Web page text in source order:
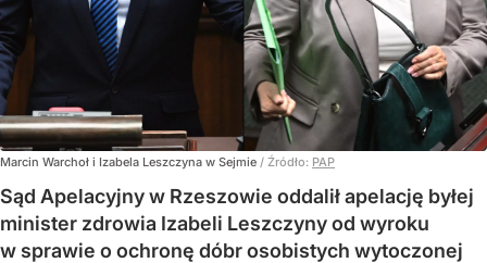
Marcin Warchoł i Izabela Leszczyna w Sejmie / Źródło: PAP
Sąd Apelacyjny w Rzeszowie oddalił apelację byłej
minister zdrowia Izabeli Leszczyny od wyroku
w sprawie o ochronę dóbr osobistych wytoczonej